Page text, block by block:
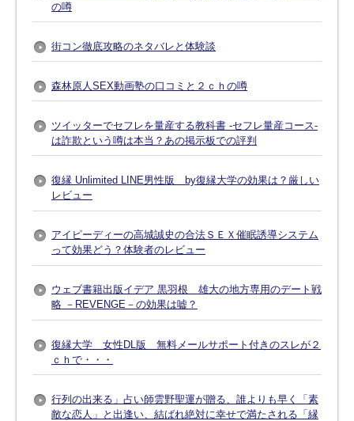
の噂
街コン徹底攻略のネタバレと体験談
森林原人SEX動画塾の口コミと２ｃｈの噂
ツイッターでセフレを量産する教科書 -セフレ量産コース-
は詐欺という噂は本当？あの掲示板での評判
復縁 Unlimited LINE男性版 by復縁大学の効果は？厳しい
レビュー
アイピーディーの高城誠史の合法ＳＥＸ催眠誘導システム
って効果どう？体験者のレビュー
ウェブ書籍出版イデア 黒羽根 雄大の地方専用のデート戦
略 －REVENGE－の効果は嘘？
復縁大学 女性DL版 無料メールサポート付きのスレが２
ｃｈで・・・
行列の出来る」占い師雲野聖運が贈る、誰よりも早く「素
敵な恋人」と出逢い、結ばれ絶対に幸せで満たされる「縁